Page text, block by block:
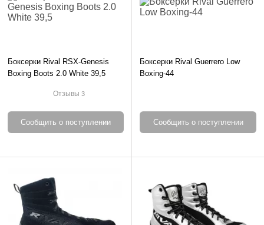
Боксерки Rival RSX-Genesis
Boxing Boots 2.0 White 39,5
Отзывы3
Сообщить о поступлении
Боксерки Rival Guerrero Low
Boxing-44
Сообщить о поступлении